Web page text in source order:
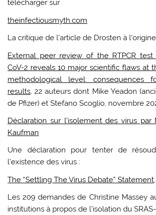
télécharger sur
theinfectiousmyth.com
La critique de l’article de Drosten à
External peer review of the RTPCR
CoV-2 reveals 10 major scientific flaws at
methodological level: consequences
results, 22 auteurs dont Mike Yeadon
de Pfizer) et Stefano Scoglio, novembre
Déclaration sur l’isolement des virus
Kaufman
Une déclaration pour tenter de
l’existence des virus :
The “Settling The Virus Debate” Statement
Les 209 demandes de Christine Massey
institutions à propos de l’isolation du